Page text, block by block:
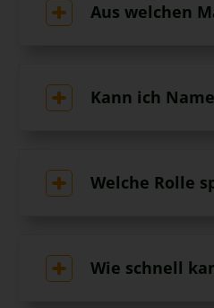
Aus welchen
Kann ich
Welche Rolle
Wie schnell